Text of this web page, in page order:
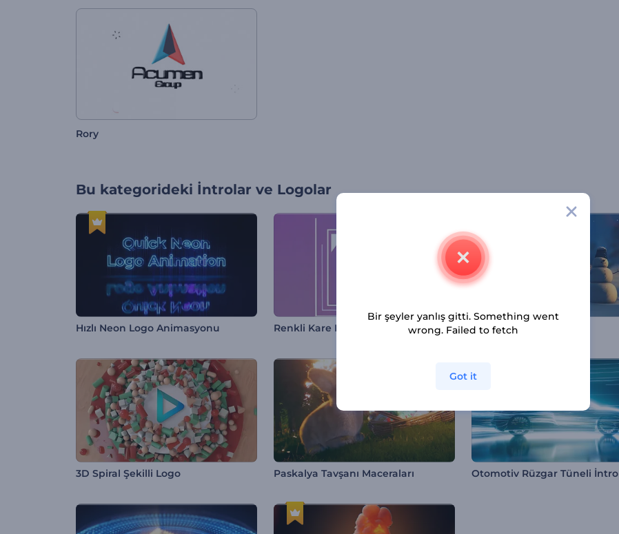
Rory
Bu kategorideki İntrolar ve Logolar
Hızlı Neon Logo Animasyonu Renkli Kare Logo Büyülü Noel Gecesi
3D Spiral Şekilli Logo Paskalya Tavşanı Maceraları Otomotiv Rüzgar Tüneli İntro
Bir şeyler yanlış gitti. Something went
wrong. Failed to fetch
Got it